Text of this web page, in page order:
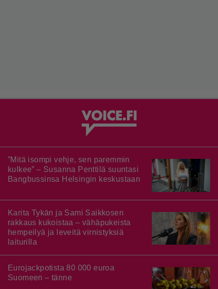
”Mitä isompi vehje, sen paremmin
kulkee” – Susanna Penttilä suuntasi
Bangbussinsa Helsingin keskustaan
Karita Tykän ja Sami Saikkosen
rakkaus kukoistaa – vähäpukeista
hempeilyä ja leveitä virnistyksiä
laiturilla
Eurojackpotista 80 000 euroa
Suomeen – tänne